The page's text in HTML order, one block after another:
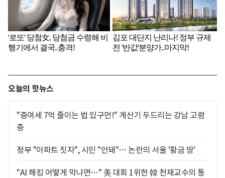
오늘의 핫뉴스
"증여세 7억 줄이는 법 있구먼!" 계산기 두드리는 강남 고령
층
정부 "아파트 짓자", 시민 "안돼"… 논란의 서울 '황금 땅'
"AI 해킹 어떻게 막냐면…" 美 대회 1위한 韓 천재교수의 통